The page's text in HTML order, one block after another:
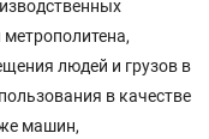
людей и грузов в
в качестве
машин,